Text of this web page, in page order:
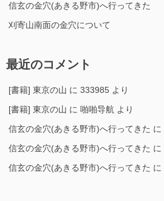
信玄の金穴(あきる野市)へ行ってきた
刈寄山南面の金穴について
最近のコメント
[書籍] 東京の山 に 333985 より
[書籍] 東京の山 に 啪啪导航 より
信玄の金穴(あきる野市)へ行ってきた に
信玄の金穴(あきる野市)へ行ってきた に
信玄の金穴(あきる野市)へ行ってきた に